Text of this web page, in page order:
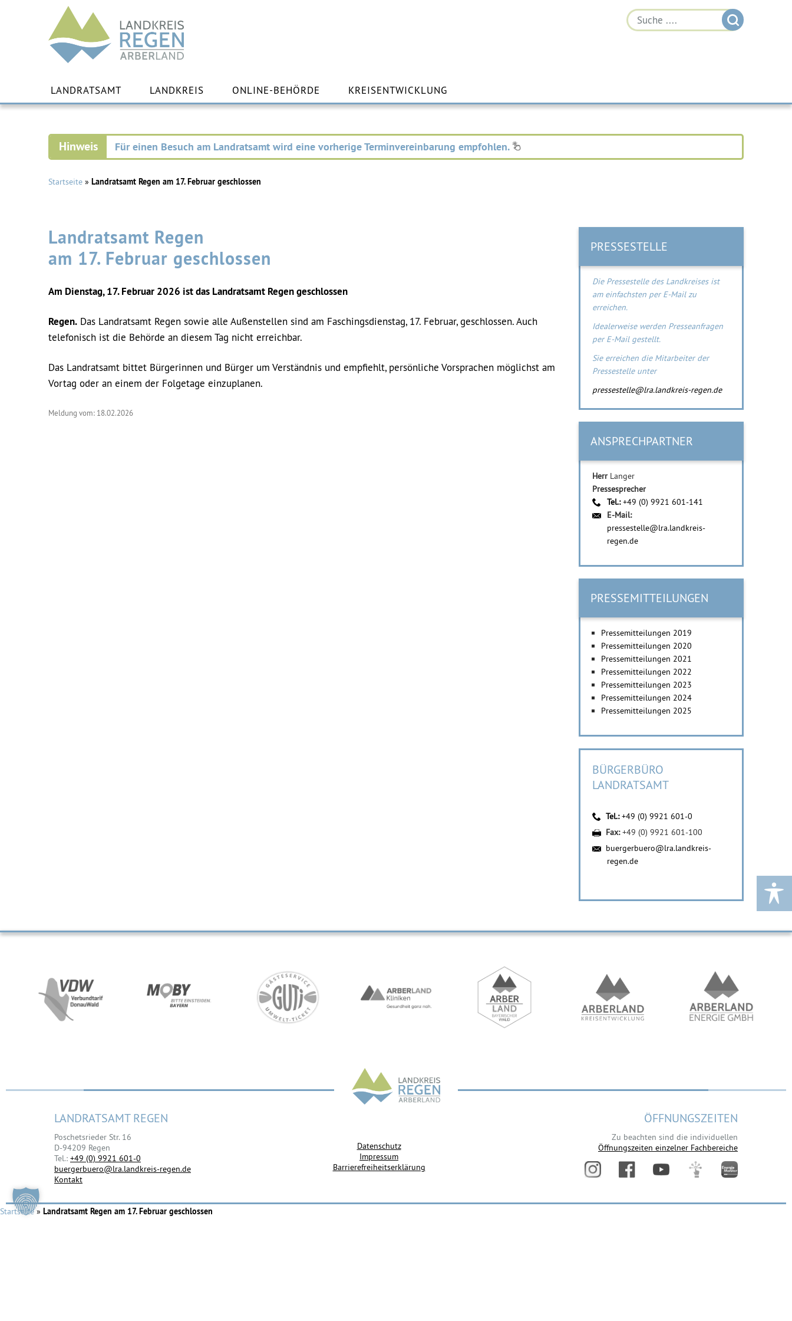
Landkreis
Regen
Inhalt
springen
LANDRATSAMT LANDKREIS ONLINE-BEHÖRDE KREISENTWICKLUNG
Für einen Besuch am Landratsamt wird eine vorherige Terminvereinbarung empfohlen.
Startseite » Landratsamt Regen am 17. Februar geschlossen
Landratsamt Regen
am 17. Februar geschlossen
Am Dienstag, 17. Februar 2026 ist das Landratsamt Regen geschlossen
Regen. Das Landratsamt Regen sowie alle Außenstellen sind am Faschingsdienstag, 17. Februar, geschlossen. Auch
telefonisch ist die Behörde an diesem Tag nicht erreichbar.
Das Landratsamt bittet Bürgerinnen und Bürger um Verständnis und empfiehlt, persönliche Vorsprachen möglichst am
Vortag oder an einem der Folgetage einzuplanen.
Meldung vom: 18.02.2026
PRESSESTELLE
Die Pressestelle des Landkreises ist
am einfachsten per E-Mail zu
erreichen.
Idealerweise werden Presseanfragen
per E-Mail gestellt.
Sie erreichen die Mitarbeiter der
Pressestelle unter
pressestelle@lra.landkreis-regen.de
ANSPRECHPARTNER
Herr Langer
Pressesprecher
Tel.:+49 (0) 9921 601-141
E-Mail:
pressestelle@lra.landkreis-
regen.de
PRESSEMITTEILUNGEN
Pressemitteilungen 2019
Pressemitteilungen 2020
Pressemitteilungen 2021
Pressemitteilungen 2022
Pressemitteilungen 2023
Pressemitteilungen 2024
Pressemitteilungen 2025
BÜRGERBÜRO
LANDRATSAMT
Tel.:+49 (0) 9921 601-0
Fax:+49 (0) 9921 601-100
buergerbuero@lra.landkreis-
regen.de
LANDRATSAMT REGEN
Poschetsrieder Str. 16
D-94209 Regen
Tel.: +49 (0) 9921 601-0
buergerbuero@lra.landkreis-regen.de
Kontakt
Datenschutz
Impressum
Barrierefreiheitserklärung
ÖFFNUNGSZEITEN
Zu beachten sind die individuellen
Öffnungszeiten einzelner Fachbereiche
Startseite» Landratsamt Regen am 17. Februar geschlossen